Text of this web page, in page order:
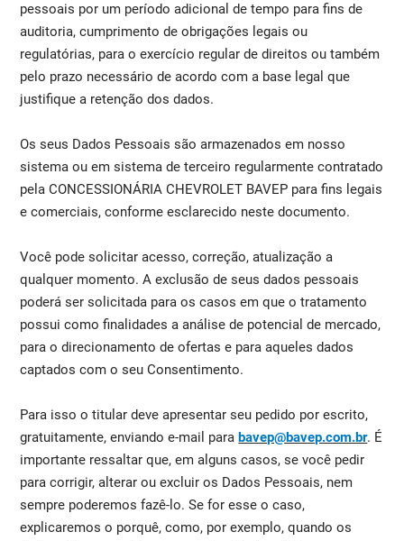
pessoais por um período adicional de tempo para fins de
auditoria, cumprimento de obrigações legais ou
regulatórias, para o exercício regular de direitos ou também
pelo prazo necessário de acordo com a base legal que
justifique a retenção dos dados.
Os seus Dados Pessoais são armazenados em nosso
sistema ou em sistema de terceiro regularmente contratado
pela CONCESSIONÁRIA CHEVROLET BAVEP para fins legais
e comerciais, conforme esclarecido neste documento.
Você pode solicitar acesso, correção, atualização a
qualquer momento. A exclusão de seus dados pessoais
poderá ser solicitada para os casos em que o tratamento
possui como finalidades a análise de potencial de mercado,
para o direcionamento de ofertas e para aqueles dados
captados com o seu Consentimento.
Para isso o titular deve apresentar seu pedido por escrito,
gratuitamente, enviando e-mail parabavep@bavep.com.br. É
importante ressaltar que, em alguns casos, se você pedir
para corrigir, alterar ou excluir os Dados Pessoais, nem
sempre poderemos fazê-lo. Se for esse o caso,
explicaremos o porquê, como, por exemplo, quando os